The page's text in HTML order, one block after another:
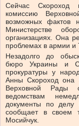
Сейчас Скороход
комиссию
возможных фактов
Министерстве
организациях. Она
проблемах в армии и
Незадолго до
бюро Украины и
прокуратуры у
Анны Скороход она
Верховной Рады
ведомствам
документы по
сообщает в своем
Мосийчук.